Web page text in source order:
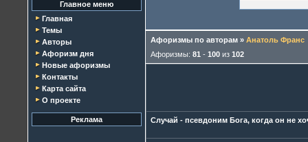
Главное меню
Главная
Темы
Авторы
Афоризм дня
Новые афоризмы
Контакты
Карта сайта
О проекте
Реклама
Афоризмы по авторам » Анатоль Франс
Афоризмы: 81 - 100 из 102
Случай - псевдоним Бога, когда он не